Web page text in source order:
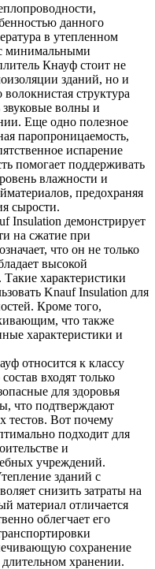
данного
в утепленном
минимальными
Кнауф стоит не
зданий, но и
структура
звуковые волны и
Еще одно полезное
паропроницаемость,
испарение
помогает поддерживать
влажности и
предохраняя
сырости.
Insulation демонстрирует
на сжатие при
что он не только
высокой
характеристики
Knauf Insulation для
Кроме того,
что также
характеристики и
относится к классу
входят только
для здоровья
что подтверждают
тестов. Вот почему
подходит для
и
учреждений.
зданий с
снизить затраты на
материал отличается
облегчает его
сохранение
хранении.